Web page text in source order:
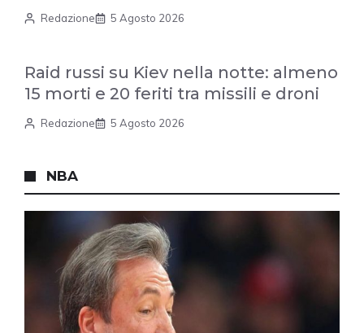
Redazione 5 Agosto 2026
Raid russi su Kiev nella notte: almeno
15 morti e 20 feriti tra missili e droni
Redazione 5 Agosto 2026
NBA